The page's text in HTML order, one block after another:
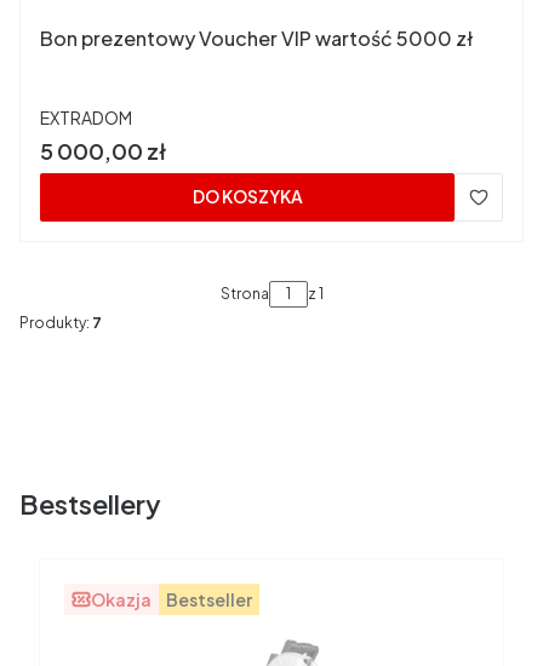
Bon prezentowy Voucher VIP wartość 5000 zł
PRODUCENT
EXTRADOM
Cena
5 000,00 zł
DO KOSZYKA
Strona
z 1
Produkty: 7
Bestsellery
Okazja Bestseller